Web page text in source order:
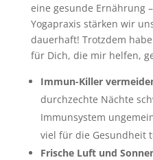
eine gesunde Ernährung –
Yogapraxis stärken wir
dauerhaft! Trotzdem
für Dich, die mir helfen,
Immun-Killer
durchzechte Nächte
Immunsystem
viel für die Gesundheit
Frische Luft und